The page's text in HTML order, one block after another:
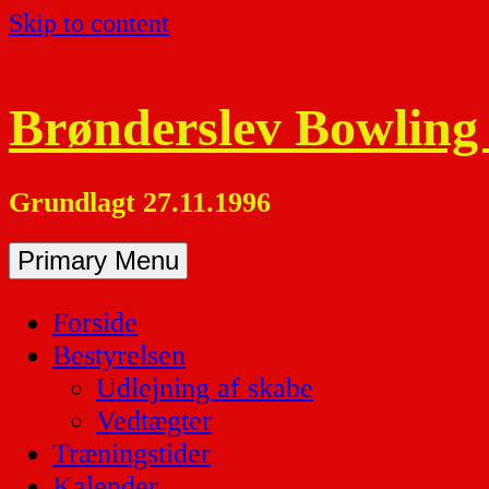
Skip to content
Brønderslev
Grundlagt 27.11.1996
Primary Menu
Forside
Bestyrelsen
Udlejning af skabe
Vedtægter
Træningstider